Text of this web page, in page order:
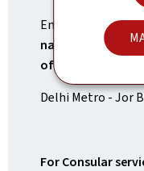
Emergency
nationals, only in
of opening times
Delhi Metro - Jor
For Consular